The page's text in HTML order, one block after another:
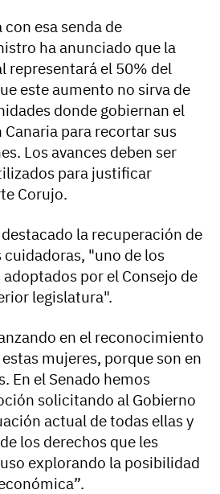
esa senda de
ha anunciado que la
representará el 50% del
este aumento no sirva de
donde gobiernan el
Canaria para recortar sus
Los avances deben ser
para justificar
Corujo.
la recuperación de
"uno de los
por el Consejo de
legislatura".
en el reconocimiento
mujeres, porque son en
En el Senado hemos
solicitando al Gobierno
actual de todas ellas y
los derechos que les
explorando la posibilidad